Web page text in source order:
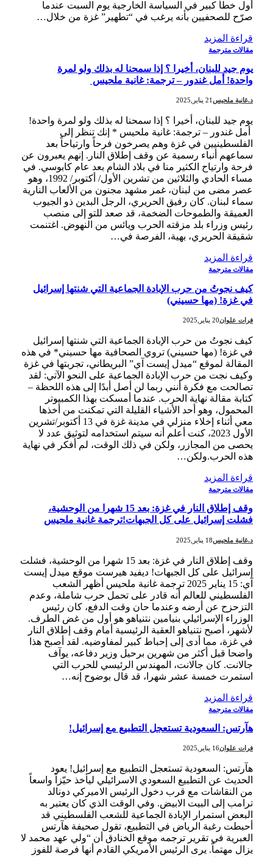
أول خطأ كبير في السياسة الخارجية يوم السبت عندما
صرّح للصحفيين بأنه يرغب في “تطهير” غزة من خلال…
قراءة المزيد
مقالات مترجمة
يوم جيد للبنان، أخيرا ؟ إذا سمحنا له بذلك ولو لمرة
واحدة! أمل غندور – ترجمة: غانية ملحيس
د.غانية ملحيس21 يناير,2025
يوم جيد للبنان، أخيرا ؟ إذا سمحنا له بذلك ولو لمرة واحدة!
أمل غندور – ترجمة: غانية ملحيس * إنك تنظر إلى
الفلسطينيين في غزة وهم يصرخون فرحاً وارتياحاً بعد
سماعهم أنباء رسمية عن وقف إطلاق النار. إنهم يعبرون عن
فرحة وارتياح الكثير منا في بلاد الشام بعد عام كابوسي. في
مساء الحادي والثلاثين من تشرين الأول/ أكتوبر/ 1992، وهو
عصر مضى من لبنان، غمر مشهد مجنون من الألعاب النارية
سماء لبنان. كان رفيق الحريري، الرجل البدين ذو الجيوب
العميقة والطموحات الضخمة، قد صعد للتو إلى منصب
رئيس وزراء بلد مزقته الحرب ويائس من النهوض. اغتنمت
شقيقة الحريري، بهية، الفرصة في…
قراءة المزيد
مقالات مترجمة
كيف نجوتُ من حرب الإبادة الجماعية التي شنتها إسرائيل
في غزة! (مها حسيني)
فرات علوان20 يناير,2025
كيف نجوتُ من حرب الإبادة الجماعية التي شنتها إسرائيل
في غزة! (مها حسيني) تروي الصحافية مها حسيني* في هذه
المقالة لموقع “ميدل إيست آي” البريطاني، تجربتها في غزة
وكيف نجت من حرب الإبادة الجماعية على النحو الآتي: لقد
تصالحت مع فكرة أنني ربما لن أصل أبدًا إلى هذه اللحظة –
كتابة مقالة نهاية الحرب. عندما أمسكت بهذا الكمبيوتر
المحمول، وهو أحد الأشياء القليلة التي تمكنت من أخذها
معي أثناء إخلاء منزلي في مدينة غزة في 13 أكتوبر/تشرين
الأول 2023، كنت أعلم أنه سيتم استخدامه لتوثيق عدد لا
يحصى من المجازر، ولكن في ذلك الوقت، لم أفكر في نهاية
هذه الحرب.ولكن…
قراءة المزيد
مقالات مترجمة
وقف إطلاق النار في غزة: بعد 15 شهرا من الوحشية،
فشلت إسرائيل على كل الجبهات!ترجمة غانية ملحيس
د.غانية ملحيس18 يناير,2025
وقف إطلاق النار في غزة: بعد 15 شهرا من الوحشية، فشلت
إسرائيل على كل الجبهات! ديفيد هيرست موقع ميدل إيست
آي: 15 يناير 2025 ترجمة غانية ملحيس أظهر الشعب
الفلسطيني للعالم أنه قادر على تحمل حرب شاملة، وعدم
التزحزح عن أرضه وعندما حان وقت الدفع، كان رئيس
الوزراء الإسرائيلي بنيامين نتنياهو هو أول من غض الطرف.
لأشهر، أصبح نتنياهو العقبة الرئيسية أمام وقف إطلاق النار
في غزة، مما أدى إلى إحباط كبير لمفاوضيه. لقد أصبح هذا
واضحا قبل أكثر من شهرين برحيل وزير دفاعه، يوآف
جالانت. كان جالانت، المهندس الرئيسي للحرب التي
استمرت خمسة عشر شهرا، قد قال بوضوح إنه…
قراءة المزيد
مقالات مترجمة
هآرتس: السعودية تستعجل التطبيع مع إسرائيل!
فرات علوان16 يناير,2025
هآرتس: السعودية تستعجل التطبيع مع إسرائيل! يعود
الحديث عن التطبيع السعودي الاسرائيلي ليأخذ حيّزاً واسعاً
من النقاشات مع قرب دخول الرئيس الاميركي دونالد
ترامب إلى البيت الابيض. وفي الوقت الذي كان يعتبر به
البعض استمرار الإبادة الجماعية للشعب الفلسطيني قد
أحبطت رغبة الرياض في التطبيع، تقول صحيفة هآرتس
العبرية في تقرير ترجمه موقع الخنادق أن “ولي عهد محمد لا
يزال مهتماً. يرى الرئيس الأمريكي القادم أنها فرصة للفوز